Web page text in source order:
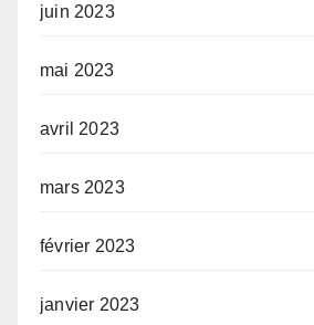
juin 2023
mai 2023
avril 2023
mars 2023
février 2023
janvier 2023